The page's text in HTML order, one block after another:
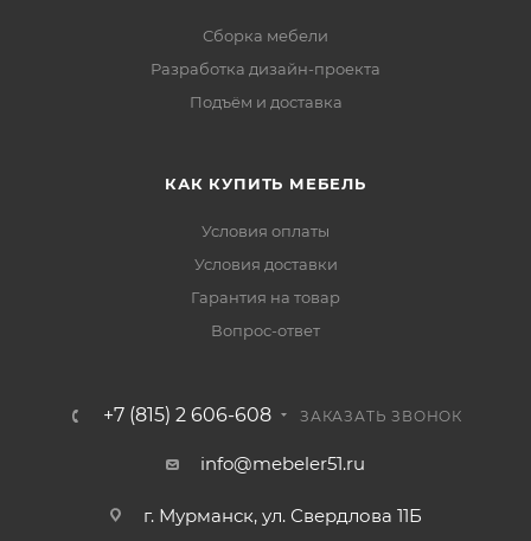
Сборка мебели
Разработка дизайн-проекта
Подъём и доставка
КАК КУПИТЬ МЕБЕЛЬ
Условия оплаты
Условия доставки
Гарантия на товар
Вопрос-ответ
+7 (815) 2 606-608 ЗАКАЗАТЬ ЗВОНОК
info@mebeler51.ru
г. Мурманск, ул. Свердлова 11Б